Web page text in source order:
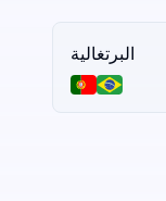
البرتغالية